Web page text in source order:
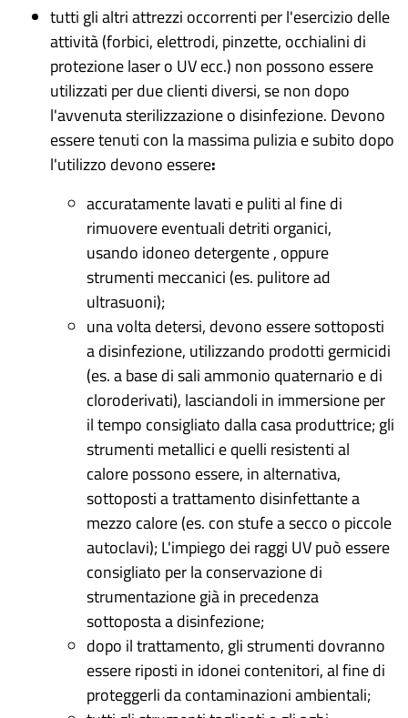
tutti gli altri attrezzi occorrenti per l'esercizio delle
attività (forbici, elettrodi, pinzette, occhialini di
protezione laser o UVecc.) non possono essere
utilizzati per due clienti diversi, se non dopo
l'avvenuta sterilizzazione o disinfezione. Devono
essere tenuti con la massima pulizia e subito dopo
l'utilizzo devono essere:
accuratamente lavati e puliti al fine di
rimuovere eventuali detriti organici,
usando idoneo detergente , oppure
strumenti meccanici (es. pulitore ad
ultrasuoni);
una volta detersi, devono essere sottoposti
a disinfezione, utilizzando prodotti germicidi
(es. a base di sali ammonio quaternario e di
cloroderivati), lasciandoli in immersione per
il tempo consigliato dalla casa produttrice; gli
strumenti metallici e quelli resistenti al
calore possono essere, in alternativa,
sottoposti a trattamento disinfettante a
mezzo calore (es. con stufe a secco o piccole
autoclavi); L'impiego dei raggi UV può essere
consigliato per la conservazione di
strumentazione già in precedenza
sottoposta a disinfezione;
dopo il trattamento, gli strumenti dovranno
essere riposti in idonei contenitori, al fine di
proteggerli da contaminazioni ambientali;